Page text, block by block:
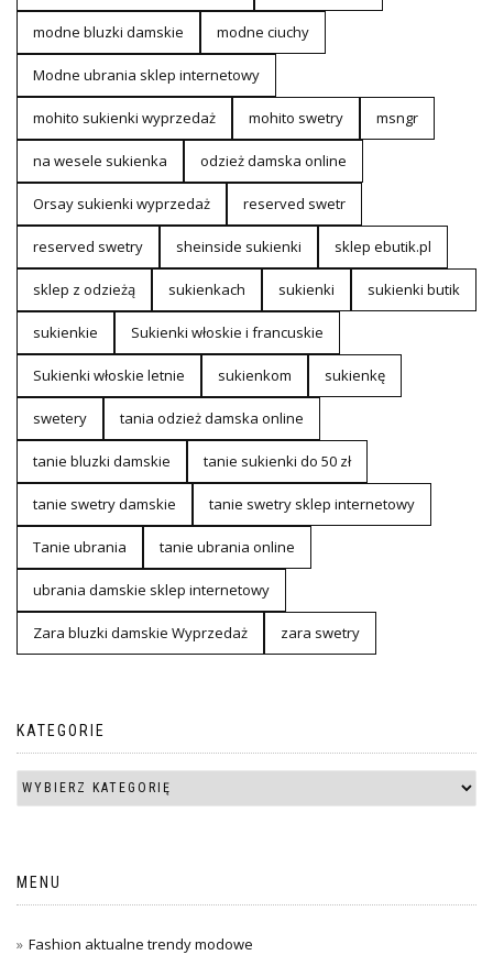
modne bluzki damskie modne ciuchy
Modne ubrania sklep internetowy
mohito sukienki wyprzedaż mohito swetry msngr
na wesele sukienka odzież damska online
Orsay sukienki wyprzedaż reserved swetr
reserved swetry sheinside sukienki sklep ebutik.pl
sklep z odzieżą sukienkach sukienki sukienki butik
sukienkie Sukienki włoskie i francuskie
Sukienki włoskie letnie sukienkom sukienkę
swetery tania odzież damska online
tanie bluzki damskie tanie sukienki do 50 zł
tanie swetry damskie tanie swetry sklep internetowy
Tanie ubrania tanie ubrania online
ubrania damskie sklep internetowy
Zara bluzki damskie Wyprzedaż zara swetry
KATEGORIE
MENU
Fashion aktualne trendy modowe